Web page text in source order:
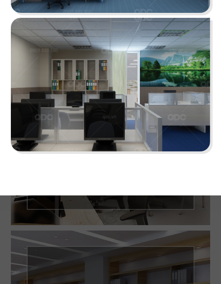
IMV OFFICE
Lấy cảm hứng từ hình khối lạ mắt mang đến
không gian làm việc thật độc đáo
Chi tiết